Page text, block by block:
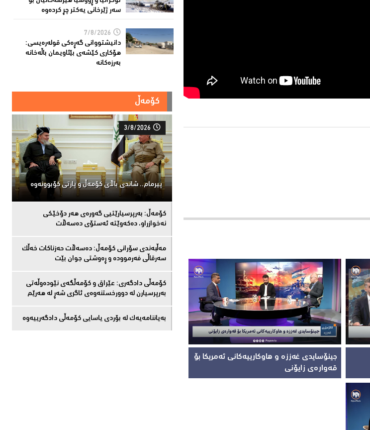
جینۆسایدی غەززە و هاوکارییەکانی ئەمریکا بۆ
قەوارەی زایۆنی
سەر ژێرخانی یەكتر چڕ كردەوە
7/8/2026
دانیشتووانى گەڕەكی قولەرەیسی:
هۆکارى کێشەى بێئاویمان باڵەخانە
بەرزەكانە
کۆمەڵ
3/8/2026
پیرمام.. شاندی باڵای كۆمه‌ڵ و پارتی كۆبوونه‌وه‌
كۆمەڵ: بەرپرسیارێتیی گەورەی هەر دۆخێکی
نەخوازراو، دەكەوێتە ئەستۆی دەسەڵات
مەڵبەندى سۆرانى کۆمەڵ: دەسەڵات حەزناکات خەڵک
سەرقاڵى فەرموودە و ڕەوشتى جوان بێت
کۆمەڵى دادگەرى: عێراق و كۆمەڵگەی نێودەوڵەتی
بەرپرسیارن لە دوورخستنەوەى ئاگری شەڕ لە هەرێم
بەیاننامەیەک لە بۆردی یاسایی کۆمەڵی دادگەرییەوە